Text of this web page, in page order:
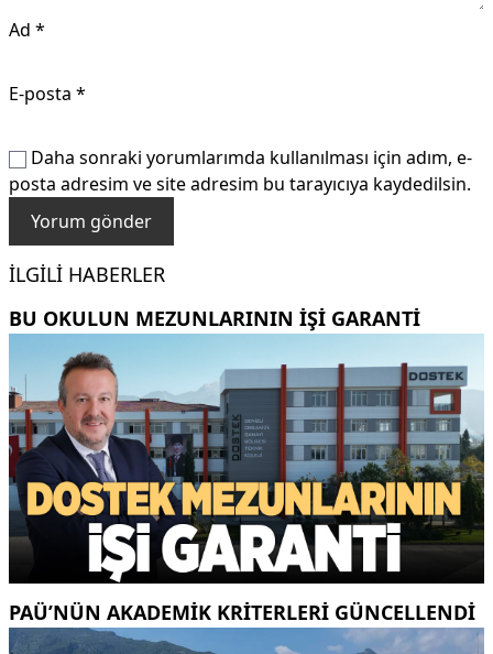
Ad *
E-posta *
Daha sonraki yorumlarımda kullanılması için adım, e-
posta adresim ve site adresim bu tarayıcıya kaydedilsin.
İLGILI HABERLER
BU OKULUN MEZUNLARININ IŞI GARANTI
PAÜ’NÜN AKADEMIK KRITERLERI GÜNCELLENDI